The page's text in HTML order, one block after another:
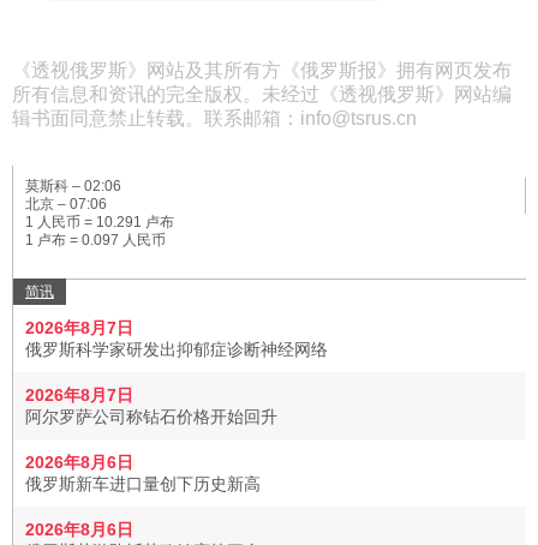
《透视俄罗斯》网站及其所有方《俄罗斯报》拥有网页发布
所有信息和资讯的完全版权。未经过《透视俄罗斯》网站编
辑书面同意禁止转载。联系邮箱：info@tsrus.cn
莫斯科 – 02:06
北京 – 07:06
1 人民币 = 10.291 卢布
1 卢布 = 0.097 人民币
简讯
2026年8月7日
俄罗斯科学家研发出抑郁症诊断神经网络
2026年8月7日
阿尔罗萨公司称钻石价格开始回升
2026年8月6日
俄罗斯新车进口量创下历史新高
2026年8月6日